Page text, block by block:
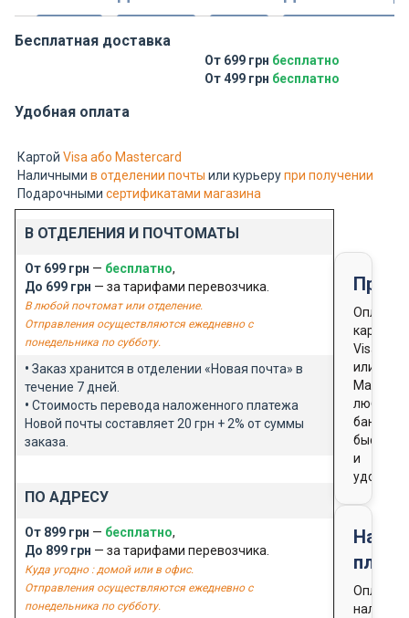
Бесплатная доставка
От 699 грн бесплатно
От 499 грн бесплатно
Удобная оплата
Картой Visa або Mastercard
Наличными в отделении почты или курьерупри получении
Подарочными сертификатами магазина
В ОТДЕЛЕНИЯ И ПОЧТОМАТЫ
От 699 грн — бесплатно,
До 699 грн — за тарифами перевозчика.
В любой почтомат или отделение.
Отправления осуществляются ежедневно с
понедельника по субботу.
• Заказ хранится в отделении «Новая почта» в
течение 7 дней.
• Стоимость перевода наложенного платежа
Новой почты составляет 20 грн + 2% от суммы
заказа.
ПО АДРЕСУ
От 899 грн — бесплатно,
До 899 грн — за тарифами перевозчика.
Куда угодно : домой или в офис.
Отправления осуществляются ежедневно с
понедельника по субботу.
Оплата
картой
Visa
или
любого
банка
быстро
и
удобно
Оплата